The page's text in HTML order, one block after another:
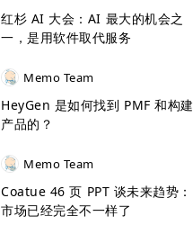
红杉 AI 大会：AI 最大的机会之
一，是用软件取代服务
Memo Team
HeyGen 是如何找到 PMF 和构建
产品的？
Memo Team
Coatue 46 页 PPT 谈未来趋势：
市场已经完全不一样了